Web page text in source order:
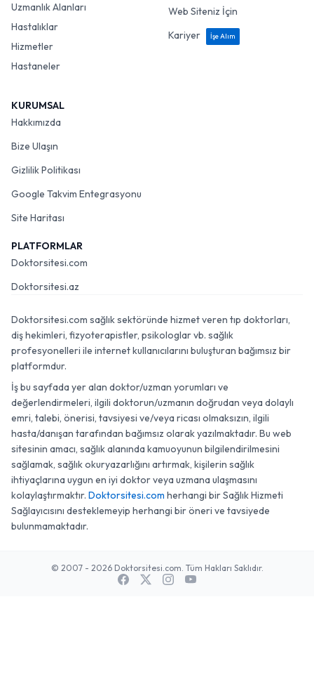
Uzmanlık Alanları
Hastalıklar
Hizmetler
Hastaneler
Web Siteniz İçin
Kariyer
İşe Alım
KURUMSAL
Hakkımızda
Bize Ulaşın
Gizlilik Politikası
Google Takvim Entegrasyonu
Site Haritası
PLATFORMLAR
Doktorsitesi.com
Doktorsitesi.az
Doktorsitesi.com sağlık sektöründe hizmet veren tıp doktorları,
diş hekimleri, fizyoterapistler, psikologlar vb. sağlık
profesyonelleri ile internet kullanıcılarını buluşturan bağımsız bir
platformdur.
İş bu sayfada yer alan doktor/uzman yorumları ve
değerlendirmeleri, ilgili doktorun/uzmanın doğrudan veya dolaylı
emri, talebi, önerisi, tavsiyesi ve/veya ricası olmaksızın, ilgili
hasta/danışan tarafından bağımsız olarak yazılmaktadır. Bu web
sitesinin amacı, sağlık alanında kamuoyunun bilgilendirilmesini
sağlamak, sağlık okuryazarlığını artırmak, kişilerin sağlık
ihtiyaçlarına uygun en iyi doktor veya uzmana ulaşmasını
kolaylaştırmaktır. Doktorsitesi.com herhangi bir Sağlık Hizmeti
Sağlayıcısını desteklemeyip herhangi bir öneri ve tavsiyede
bulunmamaktadır.
© 2007 - 2026 Doktorsitesi.com. Tüm Hakları Saklıdır.